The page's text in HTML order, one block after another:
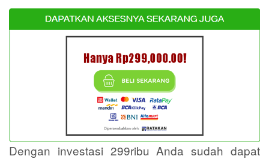
Dengan investasi 299ribu Anda sudah dapat